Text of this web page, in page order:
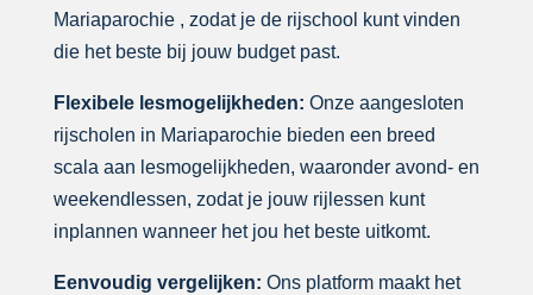
Mariaparochie , zodat je de rijschool kunt vinden
die het beste bij jouw budget past.
Flexibele lesmogelijkheden: Onze aangesloten
rijscholen in Mariaparochie bieden een breed
scala aan lesmogelijkheden, waaronder avond- en
weekendlessen, zodat je jouw rijlessen kunt
inplannen wanneer het jou het beste uitkomt.
Eenvoudig vergelijken: Ons platform maakt het